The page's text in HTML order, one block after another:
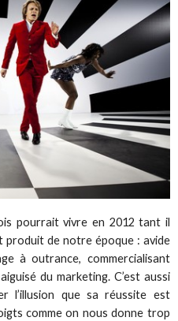
pourrait vivre en 2012 tant il
produit de notre époque : avide
à outrance, commercialisant
du marketing. C’est aussi
l’illusion que sa réussite est
comme on nous donne trop